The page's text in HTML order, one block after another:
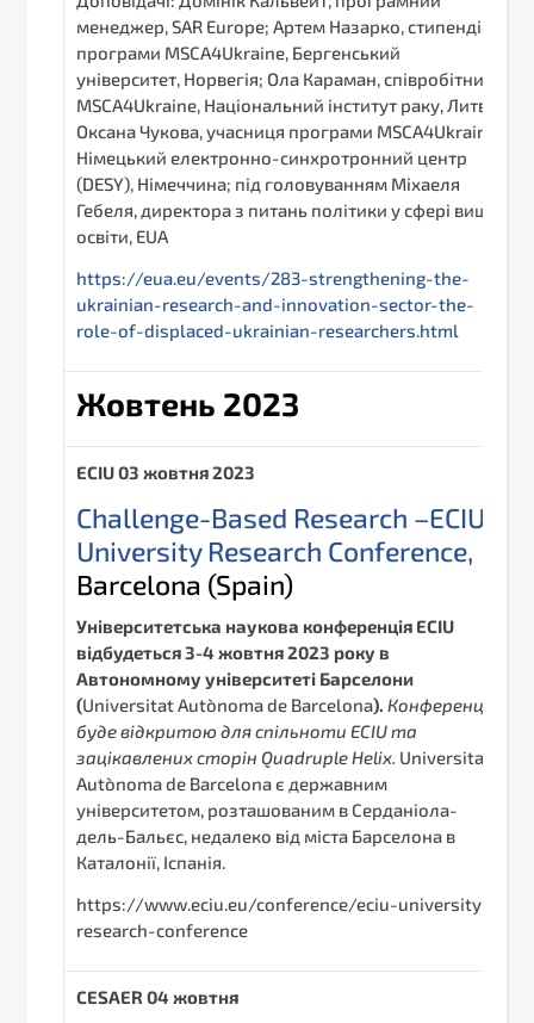
менеджер, SAR Europe; Артем Назарко, стипендіат
програми MSCA4Ukraine, Бергенський
університет, Норвегія; Ола Караман, співробітник
MSCA4Ukraine, Національний інститут раку, Литва;
Оксана Чукова, учасниця програми MSCA4Ukraine,
Німецький електронно-синхротронний центр
(DESY), Німеччина; під головуванням Міхаеля
Гебеля, директора з питань політики у сфері вищої
освіти, EUA
https://eua.eu/events/283-strengthening-the-
ukrainian-research-and-innovation-sector-the-
role-of-displaced-ukrainian-researchers.html
Жовтень 2023
ECIU03 жовтня 2023
Challenge-Based Research –ECIU
University Research Conference,
Barcelona (Spain)
Університетська наукова конференція ECIU
відбудеться 3-4 жовтня 2023 року в
Автономному університеті Барселони
(Universitat Autònoma de Barcelona). Конференція
буде відкритою для спільноти ECIUта
зацікавлених сторін QuadrupleHelix. Universitat
Autònoma de Barcelona є державним
університетом, розташованим в Серданіола-
дель-Бальєс, недалеко від міста Барселона в
Каталонії, Іспанія.
https://www.eciu.eu/conference/eciu-university-
research-conference
СESAER 04 жовтня